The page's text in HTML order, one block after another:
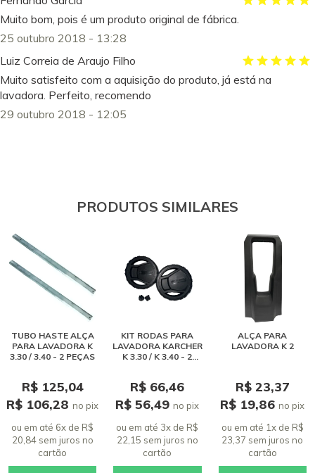
Muito bom, pois é um produto original de fábrica.
25 outubro 2018 - 13:28
Luiz Correia de Araujo Filho
Muito satisfeito com a aquisição do produto, já está na
lavadora. Perfeito, recomendo
29 outubro 2018 - 12:05
PRODUTOS SIMILARES
TUBO HASTE ALÇA
PARA LAVADORA K
3.30 / 3.40 - 2 PEÇAS
R$ 125,04
R$ 106,28no pix
ou em até 6x de R$
20,84 sem juros no
cartão
KIT RODAS PARA
LAVADORA KARCHER
K 3.30 / K 3.40 - 2
R$ 66,46
R$ 56,49no pix
ou em até 3x de R$
22,15 sem juros no
cartão
ALÇA PARA
LAVADORA K 2
R$ 23,37
R$ 19,86no pix
ou em até 1x de R$
23,37 sem jurosno
cartão